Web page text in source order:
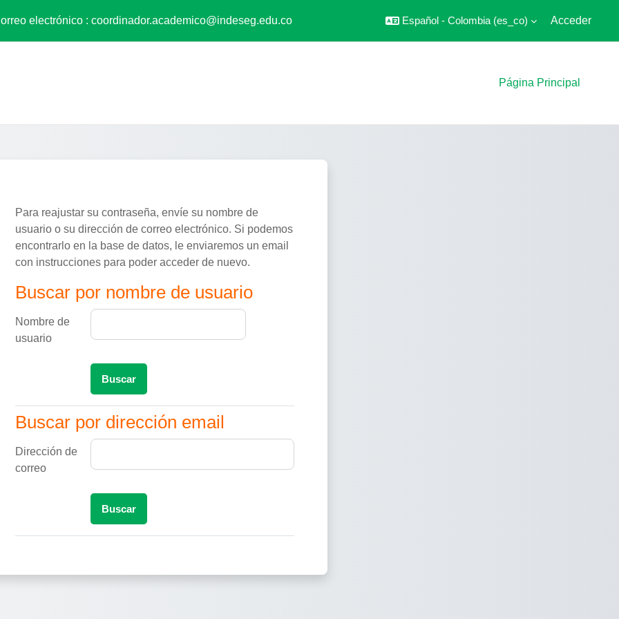
electrónico : coordinador.academico@indeseg.edu.co Español - Colombia ‎(es_co)‎ Acceder
Página Principal
Para reajustar su contraseña, envíe su nombre de
usuario o su dirección de correo electrónico. Si podemos
encontrarlo en la base de datos, le enviaremos un email
con instrucciones para poder acceder de nuevo.
Buscar por nombre de usuario
Buscar por nombre de usuario
Nombre de
usuario
Buscar por dirección email
Buscar por dirección email
Dirección de
correo